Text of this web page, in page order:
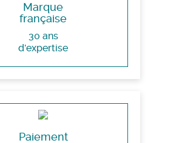
Marque
française
30 ans
d'expertise
Paiement